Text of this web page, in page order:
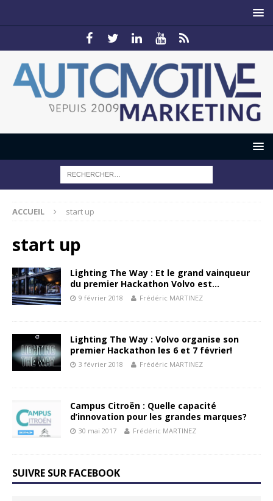
ACCUEIL start up
start up
Lighting The Way : Et le grand vainqueur
du premier Hackathon Volvo est…
9 février 2018 Frédéric MARTINEZ
Lighting The Way : Volvo organise son
premier Hackathon les 6 et 7 février!
3 février 2018 Frédéric MARTINEZ
Campus Citroën : Quelle capacité
d’innovation pour les grandes marques?
30 mai 2017 Frédéric MARTINEZ
SUIVRE SUR FACEBOOK